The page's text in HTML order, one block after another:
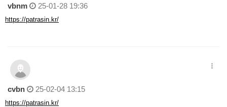
vbnm 25-01-28 19:36
https://patrasin.kr/
cvbn 25-02-04 13:15
https://patrasin.kr/